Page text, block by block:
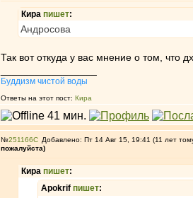
Кира пишет:
Андросова
Так вот откуда у вас мнение о том, что
Буддизм чистой воды
Ответы на этот пост: Кира
№251166
Добавлено: Пт 14 Авг 15, 19:41 (11 лет
пожалуйста)
Кира пишет:
Apokrif пишет: